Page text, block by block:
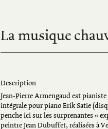
La musique
Description
Jean-Pierre Armengaud est
intégrale pour piano Erik Satie
penche ici sur les surprenantes «
peintre Jean Dubuffet, réalisées à